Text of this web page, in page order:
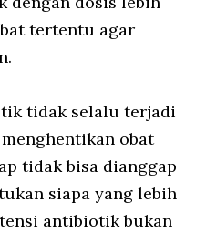
tertentu agar
tidak selalu terjadi
obat
tidak bisa dianggap
siapa yang lebih
antibiotik bukan